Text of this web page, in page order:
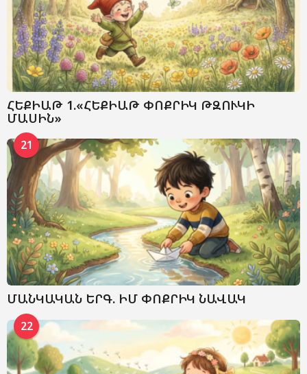
ՀԵՔԻԱԹ 1.«ՀԵՔԻԱԹ ՓՈՔՐԻԿ ԹԶՈՒԿԻ
ՄԱՍԻՆ»
21
ՄԱՆԿԱԿԱՆ ԵՐԳ. ԻՄ ՓՈՔՐԻԿ ՆԱՎԱԿ
22